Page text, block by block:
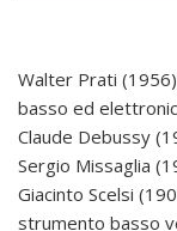
Walter Prati
basso ed
Claude Debussy
Sergio Missaglia
Giacinto Scelsi
strumento basso